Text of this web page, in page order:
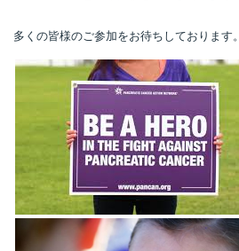
多くの皆様のご参加をお待ちしております。